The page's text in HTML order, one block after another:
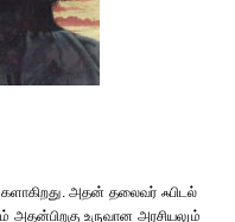
அதன் தலைவர் ஃபிடல்
அதன்பிறகு உருவான அரசியலும்